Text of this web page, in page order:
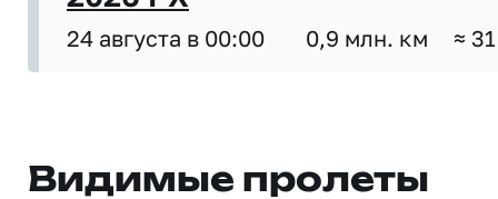
24 августа в 00:00 0,9 млн. км ≈
Видимые пролеты